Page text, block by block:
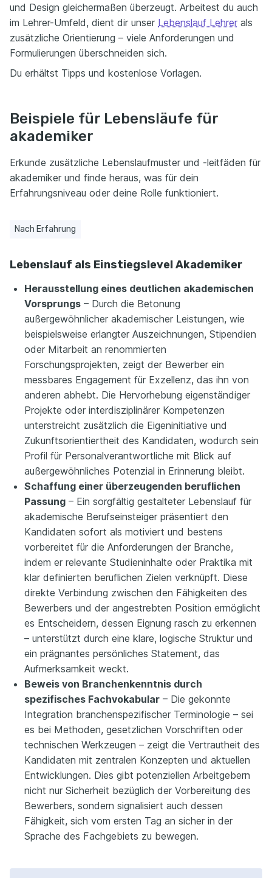
und Design gleichermaßen überzeugt. Arbeitest du auch
im Lehrer-Umfeld, dient dir unser Lebenslauf Lehrer als
zusätzliche Orientierung – viele Anforderungen und
Formulierungen überschneiden sich.
Du erhältst Tipps und kostenlose Vorlagen.
Beispiele für Lebensläufe für
akademiker
Erkunde zusätzliche Lebenslaufmuster und -leitfäden für
akademiker und finde heraus, was für dein
Erfahrungsniveau oder deine Rolle funktioniert.
Nach Erfahrung
Lebenslauf als Einstiegslevel Akademiker
Herausstellung eines deutlichen akademischen
Vorsprungs – Durch die Betonung
außergewöhnlicher akademischer Leistungen, wie
beispielsweise erlangter Auszeichnungen, Stipendien
oder Mitarbeit an renommierten
Forschungsprojekten, zeigt der Bewerber ein
messbares Engagement für Exzellenz, das ihn von
anderen abhebt. Die Hervorhebung eigenständiger
Projekte oder interdisziplinärer Kompetenzen
unterstreicht zusätzlich die Eigeninitiative und
Zukunftsorientiertheit des Kandidaten, wodurch sein
Profil für Personalverantwortliche mit Blick auf
außergewöhnliches Potenzial in Erinnerung bleibt.
Schaffung einer überzeugenden beruflichen
Passung – Ein sorgfältig gestalteter Lebenslauf für
akademische Berufseinsteiger präsentiert den
Kandidaten sofort als motiviert und bestens
vorbereitet für die Anforderungen der Branche,
indem er relevante Studieninhalte oder Praktika mit
klar definierten beruflichen Zielen verknüpft. Diese
direkte Verbindung zwischen den Fähigkeiten des
Bewerbers und der angestrebten Position ermöglicht
es Entscheidern, dessen Eignung rasch zu erkennen
– unterstützt durch eine klare, logische Struktur und
ein prägnantes persönliches Statement, das
Aufmerksamkeit weckt.
Beweis von Branchenkenntnis durch
spezifisches Fachvokabular – Die gekonnte
Integration branchenspezifischer Terminologie – sei
es bei Methoden, gesetzlichen Vorschriften oder
technischen Werkzeugen – zeigt die Vertrautheit des
Kandidaten mit zentralen Konzepten und aktuellen
Entwicklungen. Dies gibt potenziellen Arbeitgebern
nicht nur Sicherheit bezüglich der Vorbereitung des
Bewerbers, sondern signalisiert auch dessen
Fähigkeit, sich vom ersten Tag an sicher in der
Sprache des Fachgebiets zu bewegen.